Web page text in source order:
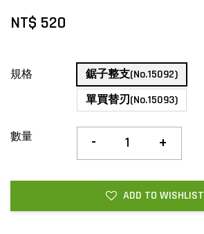
NT$ 520
規格
鋸子整支(No.15092)
單買替刃(No.15093)
數量 - +
ADD TO WISHLIST